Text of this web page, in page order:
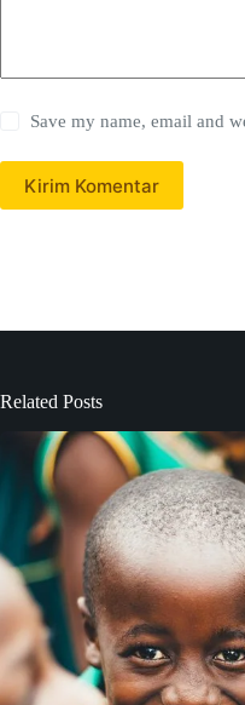
Save my name, email and
Kirim Komentar
Related Posts